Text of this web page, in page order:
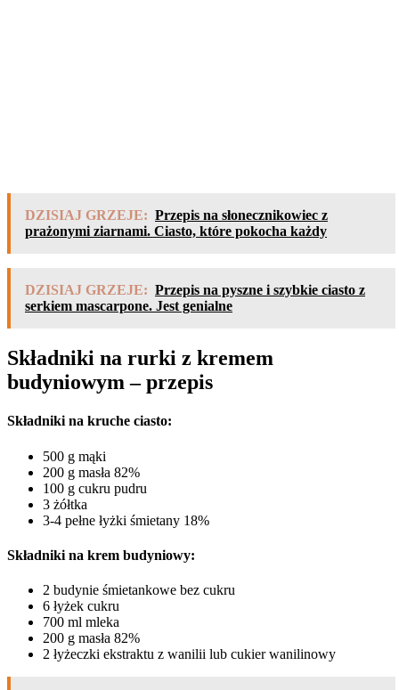
DZISIAJ GRZEJE: Przepis na słonecznikowiec z
prażonymi ziarnami. Ciasto, które pokocha każdy
DZISIAJ GRZEJE: Przepis na pyszne i szybkie ciasto z
serkiem mascarpone. Jest genialne
Składniki na rurki z kremem
budyniowym – przepis
Składniki na kruche ciasto:
500 g mąki
200 g masła 82%
100 g cukru pudru
3 żółtka
3-4 pełne łyżki śmietany 18%
Składniki na krem budyniowy:
2 budynie śmietankowe bez cukru
6 łyżek cukru
700 ml mleka
200 g masła 82%
2 łyżeczki ekstraktu z wanilii lub cukier wanilinowy